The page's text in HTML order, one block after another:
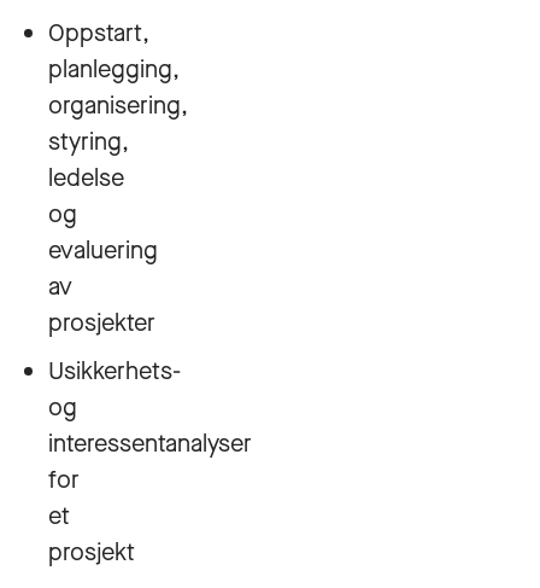
Oppstart,
planlegging,
organisering,
styring,
ledelse
og
evaluering
av
prosjekter
Usikkerhets-
og
interessentanalyser
for
et
prosjekt